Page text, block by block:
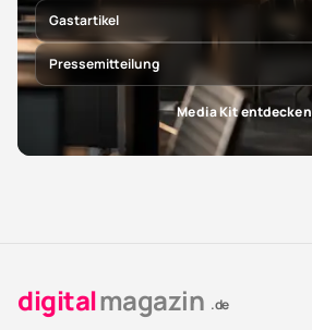
Gastartikel
Pressemitteilung
Media Kit entdecken
digitalmagazin .de